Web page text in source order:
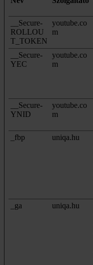
__Secure-
ROLLOU
T_TOKEN
youtube.co
m
__Secure-
YEC
youtube.co
m
__Secure-
YNID
youtube.co
m
_fbp
uniqa.hu
_ga uniqa.hu